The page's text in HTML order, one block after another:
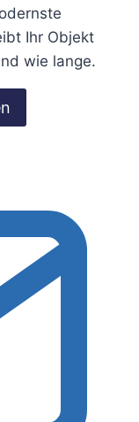
Ihr Objekt
wie lange.